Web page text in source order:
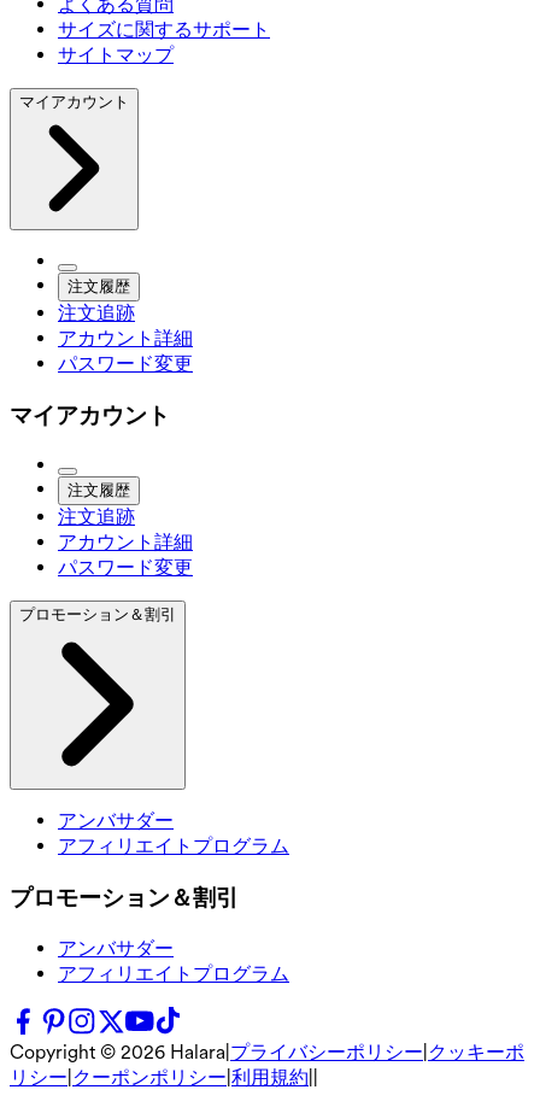
サイズに関するサポート
サイトマップ
マイアカウント
注文履歴
注文追跡
アカウント詳細
パスワード変更
マイアカウント
注文履歴
注文追跡
アカウント詳細
パスワード変更
プロモーション＆割引
アンバサダー
アフィリエイトプログラム
プロモーション＆割引
アンバサダー
アフィリエイトプログラム
Copyright © 2026 Halara プライバシーポリシー クッキーポ
リシー クーポンポリシー 利用規約